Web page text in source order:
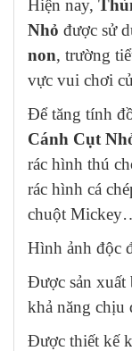
Hiện nay,
Nhỏ được sử
non, trường
vực vui chơi
Để tăng tính
Cánh Cụt
rác hình thú
rác hình cá
chuột
Hình ảnh độc
Được sản xuất
khả năng chịu
Được thiết kế